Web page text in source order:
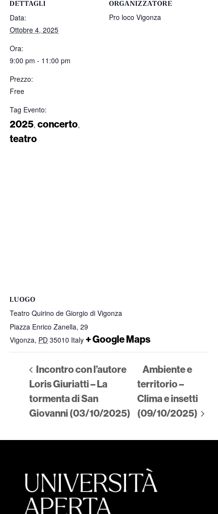
DETTAGLI
Data:
Ottobre 4, 2025
Ora:
9:00 pm - 11:00 pm
Prezzo:
Free
Tag Evento:
2025, concerto,
teatro
ORGANIZZATORE
Pro loco Vigonza
LUOGO
Teatro Quirino de Giorgio di Vigonza
Piazza Enrico Zanella, 29
Vigonza, PD 35010 Italy + Google Maps
Incontro con l’autore
Loris Giuriatti – La
tormenta di San
Giovanni (03/10/2025)
Ambiente e
territorio –
Clima e insetti
(09/10/2025)